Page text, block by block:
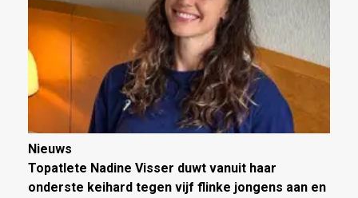
Nieuws
Topatlete Nadine Visser duwt vanuit haar
onderste keihard tegen vijf flinke jongens aan en